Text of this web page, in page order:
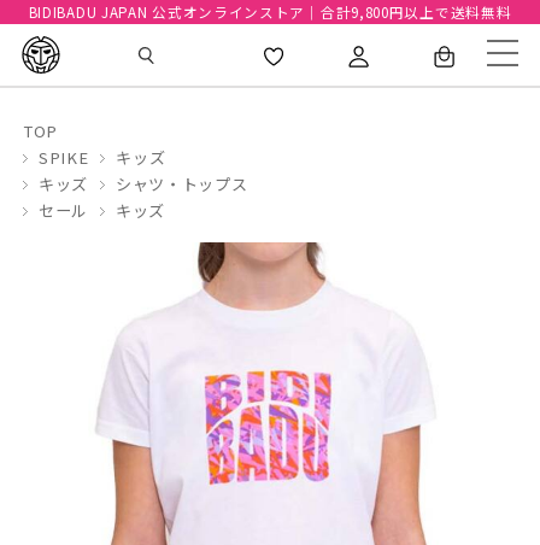
BIDIBADU JAPAN 公式オンラインストア｜合計9,800円以上で送料無料
TOP
SPIKE
キッズ
キッズ
シャツ・トップス
セール
キッズ